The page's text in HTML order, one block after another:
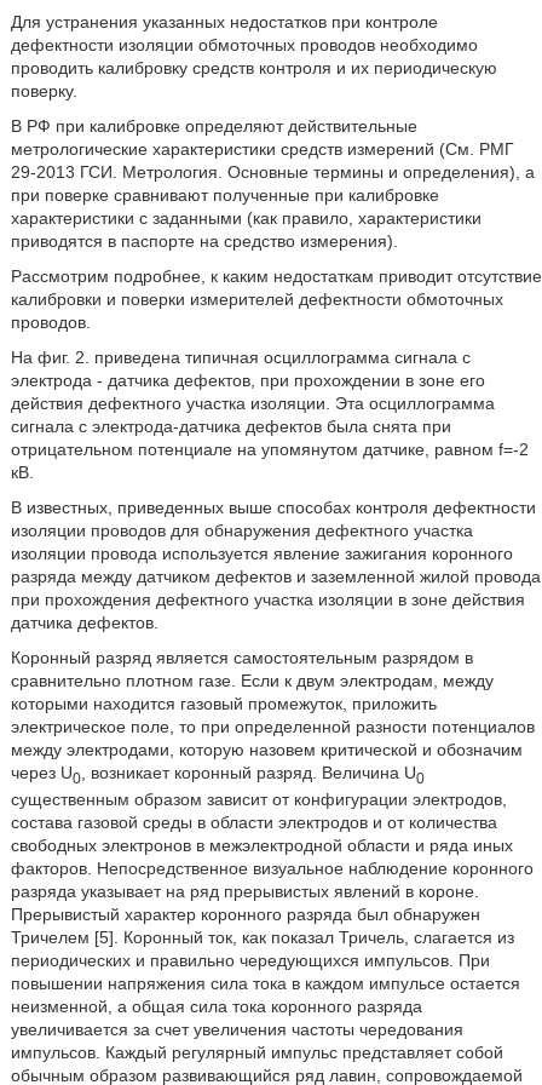
Для устранения указанных недостатков при контроле
дефектности изоляции обмоточных проводов необходимо
проводить калибровку средств контроля и их периодическую
поверку.
В РФ при калибровке определяют действительные
метрологические характеристики средств измерений (См. РМГ
29-2013 ГСИ. Метрология. Основные термины и определения), а
при поверке сравнивают полученные при калибровке
характеристики с заданными (как правило, характеристики
приводятся в паспорте на средство измерения).
Рассмотрим подробнее, к каким недостаткам приводит отсутствие
калибровки и поверки измерителей дефектности обмоточных
проводов.
На фиг. 2. приведена типичная осциллограмма сигнала с
электрода - датчика дефектов, при прохождении в зоне его
действия дефектного участка изоляции. Эта осциллограмма
сигнала с электрода-датчика дефектов была снята при
отрицательном потенциале на упомянутом датчике, равном f=-2
кВ.
В известных, приведенных выше способах контроля дефектности
изоляции проводов для обнаружения дефектного участка
изоляции провода используется явление зажигания коронного
разряда между датчиком дефектов и заземленной жилой провода
при прохождения дефектного участка изоляции в зоне действия
датчика дефектов.
Коронный разряд является самостоятельным разрядом в
сравнительно плотном газе. Если к двум электродам, между
которыми находится газовый промежуток, приложить
электрическое поле, то при определенной разности потенциалов
между электродами, которую назовем критической и обозначим
через U0, возникает коронный разряд. Величина U0
существенным образом зависит от конфигурации электродов,
состава газовой среды в области электродов и от количества
свободных электронов в межэлектродной области и ряда иных
факторов. Непосредственное визуальное наблюдение коронного
разряда указывает на ряд прерывистых явлений в короне.
Прерывистый характер коронного разряда был обнаружен
Тричелем [5]. Коронный ток, как показал Тричель, слагается из
периодических и правильно чередующихся импульсов. При
повышении напряжения сила тока в каждом импульсе остается
неизменной, а общая сила тока коронного разряда
увеличивается за счет увеличения частоты чередования
импульсов. Каждый регулярный импульс представляет собой
обычным образом развивающийся ряд лавин, сопровождаемой